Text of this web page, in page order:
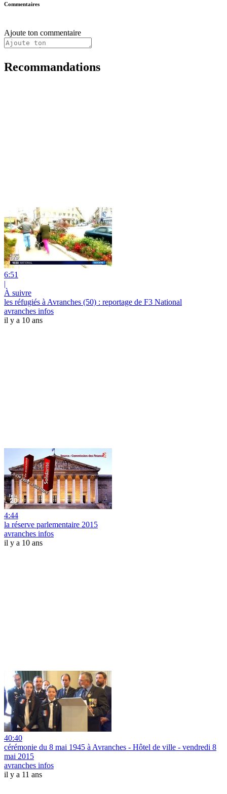
Commentaires
Ajoute ton commentaire
Recommandations
6:51
|
À suivre
les réfugiés à Avranches (50) : reportage de F3 National
avranches infos
il y a 10 ans
4:44
la réserve parlementaire 2015
avranches infos
il y a 10 ans
40:40
cérémonie du 8 mai 1945 à Avranches - Hôtel de ville - vendredi 8
mai 2015
avranches infos
il y a 11 ans